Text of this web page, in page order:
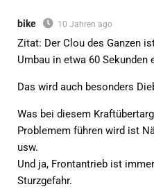
bike 10 Jahren ago
Zitat: Der Clou des Ganzen
Umbau in etwa 60 Sekunden
Das wird auch besonders
Was bei diesem
Problemem führen wird ist
usw.
Und ja, Frontantrieb ist
Sturzgefahr.